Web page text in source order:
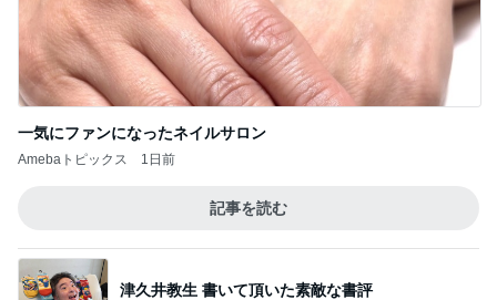
一気にファンになったネイルサロン
Amebaトピックス 1日前
記事を読む
津久井教生 書いて頂いた素敵な書評